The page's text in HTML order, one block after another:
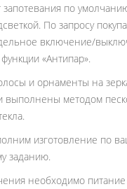
запотевания по
По запросу
включение/
«Антипар».
и орнаменты на
выполнены методом
изготовление по
заданию.
необходимо